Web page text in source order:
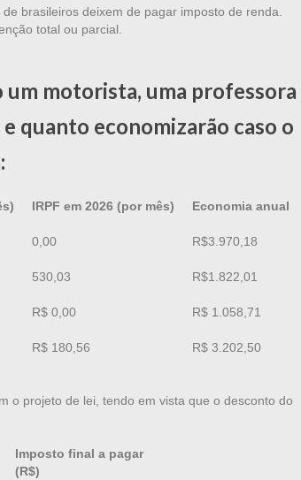
brasileiros deixem de pagar imposto de renda.
total ou parcial.
motorista, uma professora
quanto economizarão caso o
IRPF em 2026 (por mês) Economia anual
0,00 R$3.970,18
530,03 R$1.822,01
R$ 0,00 R$ 1.058,71
R$ 180,56 R$ 3.202,50
o projeto de lei, tendo em vista que o desconto do
Imposto final a pagar
(R$)